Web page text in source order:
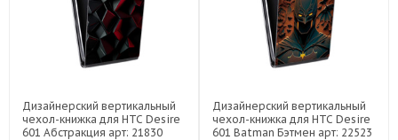
Дизайнерский вертикальный
чехол-книжка для HTC Desire
601 Абстракция арт: 21830
Дизайнерский вертикальный
чехол-книжка для HTC Desire
601 Batman Бэтмен арт: 22523